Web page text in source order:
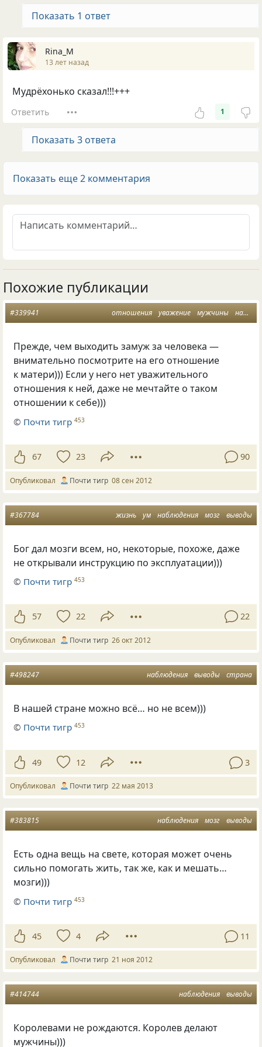
Показать 1 ответ
Rina_M
13 лет назад
Мудрёхонько сказал!!!+++
Ответить 1
Показать 3 ответа
Показать еще 2 комментария
Похожие публикации
отношения уважение мужчины наблюдения
#339941
Прежде, чем выходить замуж за человека —
внимательно посмотрите на его отношение
к матери))) Если у него нет уважительного
отношения к ней, даже не мечтайте о таком
отношении к себе)))
© Почти тигр 453
67 23 90
Опубликовал Почти тигр 08 сен 2012
жизнь ум наблюдения мозг выводы
#367784
Бог дал мозги всем, но, некоторые, похоже, даже
не открывали инструкцию по эксплуатации)))
© Почти тигр 453
57 22 22
Опубликовал Почти тигр 26 окт 2012
наблюдения выводы страна
#498247
В нашей стране можно всё… но не всем)))
© Почти тигр 453
49 12 3
Опубликовал Почти тигр 22 мая 2013
наблюдения мозг выводы
#383815
Есть одна вещь на свете, которая может очень
сильно помогать жить, так же, как и мешать…
мозги)))
© Почти тигр 453
45 4 11
Опубликовал Почти тигр 21 ноя 2012
наблюдения выводы
#414744
Королевами не рождаются. Королев делают
мужчины)))